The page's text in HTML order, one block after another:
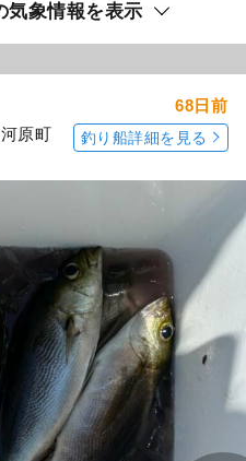
気象情報を表示
原町
68日前
釣り船詳細を見る